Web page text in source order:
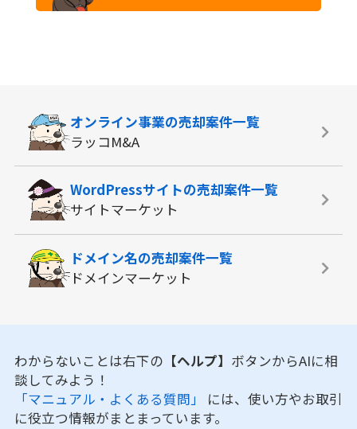
オンライン事業の売却案件一覧
ラッコM&A
WordPressサイトの売却案件一覧
サイトマーケット
ドメイン名の売却案件一覧
ドメインマーケット
わからないことは右下の 【ヘルプ】 ボタンからAIに相
談してみよう！
「マニュアル・よくある質問」 には、使い方やお取引
に役立つ情報がまとまっています。